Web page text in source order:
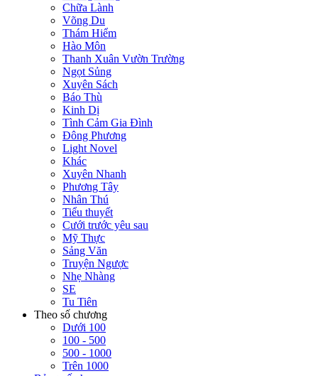
Chữa Lành
Võng Du
Thám Hiểm
Hào Môn
Thanh Xuân Vườn Trường
Ngọt Sủng
Xuyên Sách
Báo Thù
Kinh Dị
Tình Cảm Gia Đình
Đông Phương
Light Novel
Khác
Xuyên Nhanh
Phương Tây
Nhân Thú
Tiểu thuyết
Cưới trước yêu sau
Mỹ Thực
Sảng Văn
Truyện Ngược
Nhẹ Nhàng
SE
Tu Tiên
Theo số chương
Dưới 100
100 - 500
500 - 1000
Trên 1000